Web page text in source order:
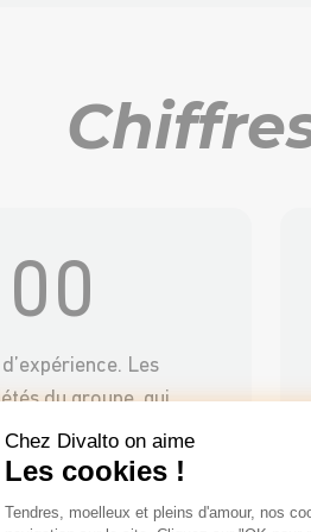
Les
du groupe, qui
leurs origines en
sont toutes riches
expérience
Chez Divalto on aime
Les cookies !
Plateforme de
Tendres, moelleux et pleins d'amour, nos